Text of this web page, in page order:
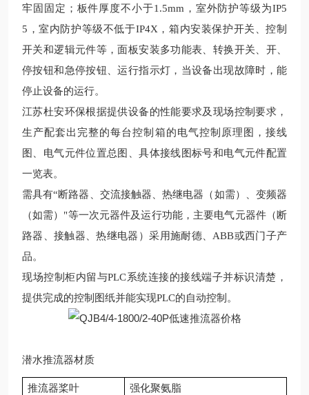
牢固固定；板件厚度不小于1.5mm，室外防护等级为IP5
5，室内防护等级不低于IP4X，箱内安装保护开关、控制
开关和逻辑元件等，面板安装多功能表、转换开关、开、
停按钮和急停按钮、运行指示灯，当设备出现故障时，能
停止设备的运行。
江苏杜安环保根据提供设备的性能要求及 现场控制要求，
生产配套出完整的每台控制箱的电气控制原理图，接线
图、电气元件位置总图、具体接线图标号和电气元件配置
一览表。
需具有“断路器、交流接触器、热继电器（如需）、变频器
（如需）"等一次元器件及运行功能，主要电气元器件（断
路器、接触器、热继电器）采用施耐德、ABB或西门子产
品。
现场控制柜内留与PLC系统连接的接线端子并标识清楚，
提供完成的控制图纸并能实现PLC的自动控制。
潜水推流器材质
推流器桨叶
强化聚氨脂